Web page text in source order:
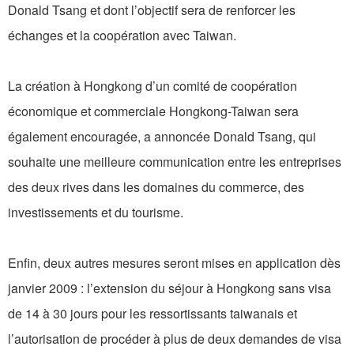
Donald Tsang et dont l’objectif sera de renforcer les
échanges et la coopération avec Taiwan.
La création à Hongkong d’un comité de coopération
économique et commerciale Hongkong-Taiwan sera
également encouragée, a annoncée Donald Tsang, qui
souhaite une meilleure communication entre les entreprises
des deux rives dans les domaines du commerce, des
investissements et du tourisme.
Enfin, deux autres mesures seront mises en application dès
janvier 2009 : l’extension du séjour à Hongkong sans visa
de 14 à 30 jours pour les ressortissants taiwanais et
l’autorisation de procéder à plus de deux demandes de visa